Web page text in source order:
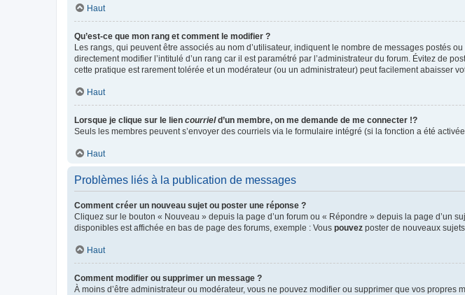
Haut
Qu’est-ce que mon rang et comment le modifier ?
Les rangs, qui peuvent être associés au nom d’utilisateur, indiquent le nombre de messages postés
directement modifier l’intitulé d’un rang car il est paramétré par l’administrateur du forum. Évitez de
cette pratique est rarement tolérée et un modérateur (ou un administrateur) peut facilement abaisser
Haut
Lorsque je clique sur le lien courrield’un membre, on me demande de me connecter !?
Seuls les membres peuvent s’envoyer des courriels via le formulaire intégré (si la fonction a été
Haut
Problèmes liés à la publication de messages
Comment créer un nouveau sujet ou poster une réponse ?
Cliquez sur le bouton « Nouveau » depuis la page d’un forum ou « Répondre » depuis la page d’un
disponibles est affichée en bas de page des forums, exemple : Vous pouvez poster de nouveaux
Haut
Comment modifier ou supprimer un message ?
À moins d’être administrateur ou modérateur, vous ne pouvez modifier ou supprimer que vos